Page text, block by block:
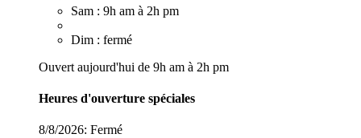
Sam : 9h am à 2h pm
Dim : fermé
Ouvert aujourd'hui de 9h am à 2h pm
Heures d'ouverture spéciales
8/8/2026: Fermé